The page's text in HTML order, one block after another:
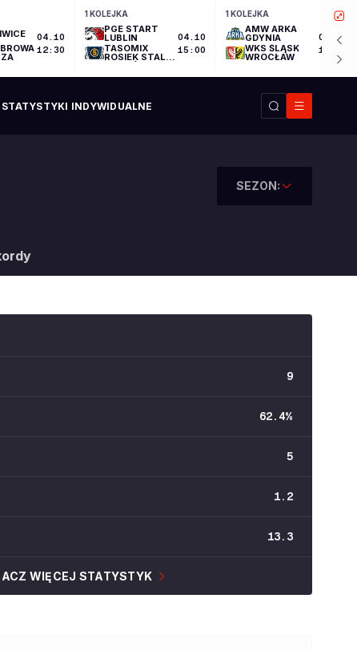
04.10
12:30
1 KOLEJKA
PGE START
LUBLIN
TASOMIX
ROSIEK STAL
WIELKOPOLSKI
04.10
15:00
1 KOLEJKA
AMW ARKA
GDYNIA
WKS ŚLĄSK
WROCŁAW
04.10
17:30
STATYSTYKI INDYWIDUALNE
SEZON:
9
62.4%
5
1.2
13.3
WIĘCEJ STATYSTYK